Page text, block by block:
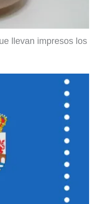
llevan impresos los